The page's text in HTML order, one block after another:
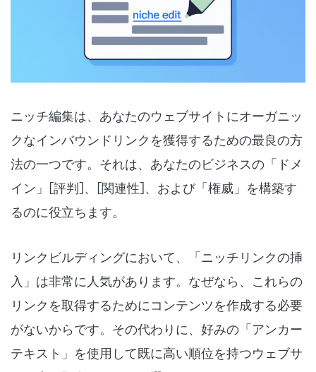
ニッチ編集は、あなたのウェブサイトにオーガニッ
クなインバウンドリンクを獲得するための最良の方
法の一つです。それは、あなたのビジネスの「ドメ
イン」[評判]、[関連性]、および「権威」を構築す
るのに役立ちます。
リンクビルディングにおいて、「ニッチリンクの挿
入」は非常に人気があります。なぜなら、これらの
リンクを取得するためにコンテンツを作成する必要
がないからです。その代わりに、好みの「アンカー
テキスト」を使用して既に高い順位を持つウェブサ